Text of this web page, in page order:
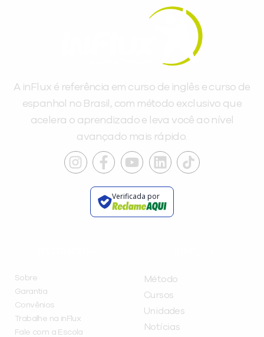
A inFlux é referência em curso de inglês e curso de
espanhol no Brasil, com método exclusivo que
acelera o aprendizado e leva você ao nível
avançado mais rápido.
Verificada por
Sobre
Garantia
Convênios
Trabalhe na inFlux
Fale com a Escola
Método
Cursos
Unidades
Notícias